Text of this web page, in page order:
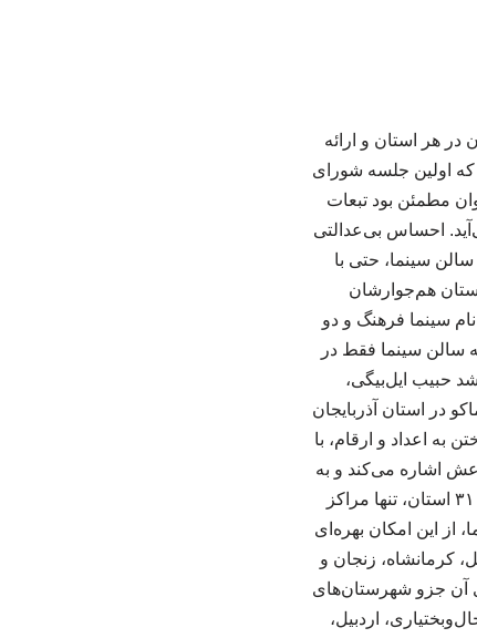
هر استان و ارائه
مثبتی بود که اولین جلسه شورای
مطمئن بود تبعات
احساس بی‌عدالتی
سینما، حتی با
باشد و این حق ساکنانش است. حتی که مردم ایلام و ساکنان ۱۲ شهرستان هم‌جوارشان
سینما فرهنگ و دو
در ایوان. (عکس اصلی: سینما آزادی کرمانشاه) از ۶ استانی که سالن سینما فقط در
حبیب ایل‌بیگی،
در استان آذربایجان
افتتاح کند پیش از پرداختن به اعداد و ارقام، با
صورت گرفته در سال ۱۴۰۴ در موسسه متبوعش اشاره می‌کند و به
خبرآنلاین می‌گوید: «طبق بررسی‌های‌مان ما در موسسه سینماشهر در سال ۱۴۰۴، در ۶ استان از ۳۱ استان، تنها مراکز
از این امکان بهره‌ای
کرمانشاه، زنجان و
آن جزو شهرستان‌های
اردبیل،